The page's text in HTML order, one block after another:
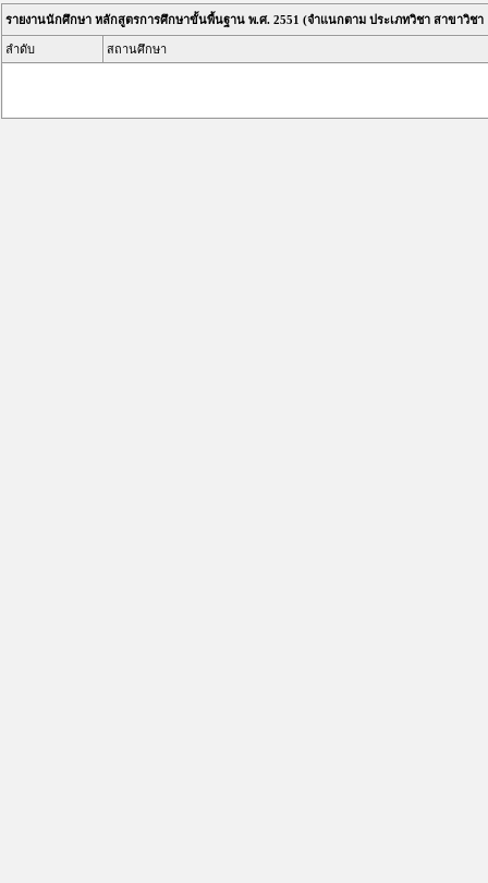
รายงานนักศึกษา หลักสูตรการศึกษาขั้นพื้นฐาน พ.ศ. 2551 (จำแนกตาม ประเภทวิชา สาขาวิช
ลำดับ สถานศึกษา